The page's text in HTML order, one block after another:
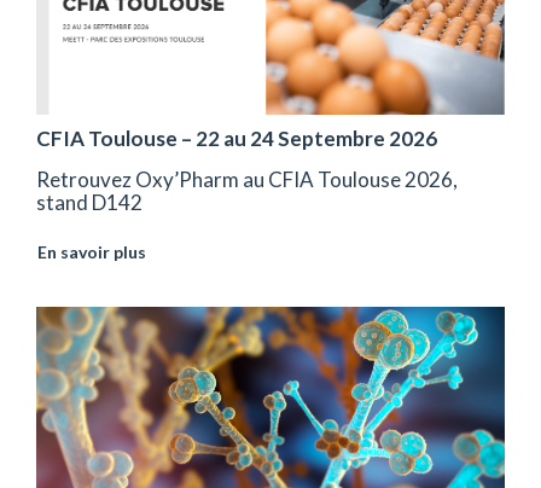
CFIA Toulouse – 22 au 24 Septembre 2026
Retrouvez Oxy’Pharm au CFIA Toulouse 2026,
stand D142
En savoir plus